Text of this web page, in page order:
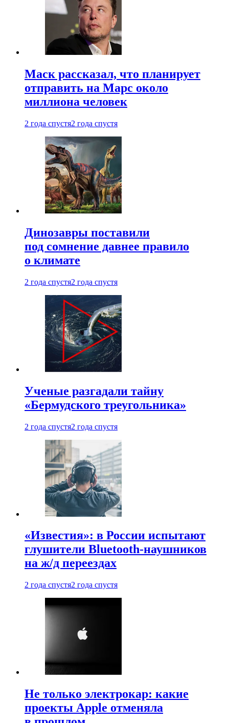
Маск рассказал, что планирует
отправить на Марс около
миллиона человек
2 года спустя2 года спустя
Динозавры поставили
под сомнение давнее правило
о климате
2 года спустя2 года спустя
Ученые разгадали тайну
«Бермудского треугольника»
2 года спустя2 года спустя
«Известия»: в России испытают
глушители Bluetooth-наушников
на ж/д переездах
2 года спустя2 года спустя
Не только электрокар: какие
проекты Apple отменяла